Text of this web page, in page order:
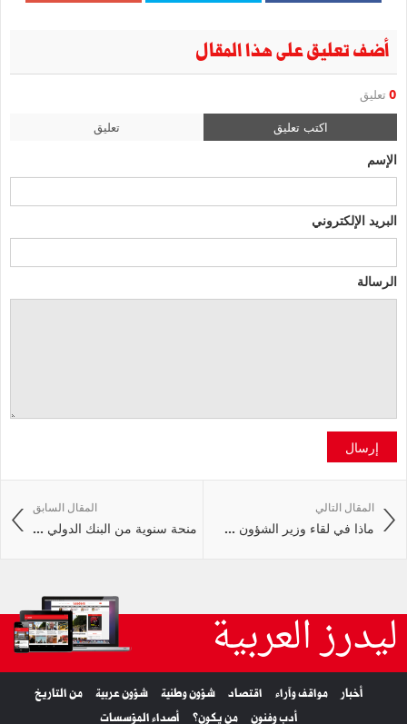
أضف تعليق على هذا المقال
0 تعليق
اكتب تعليق تعليق
الإسم
البريد الإلكتروني
الرسالة
إرسال
المقال السابق
منحة سنوية من البنك الدولي ...
المقال التالي
ماذا في لقاء وزير الشؤون ...
ليدرز العربية
أخبار مواقف وآراء اقتصاد شؤون وطنية شؤون عربية
من التاريخ
أدب وفنون
من يكون؟ أصداء المؤسسات